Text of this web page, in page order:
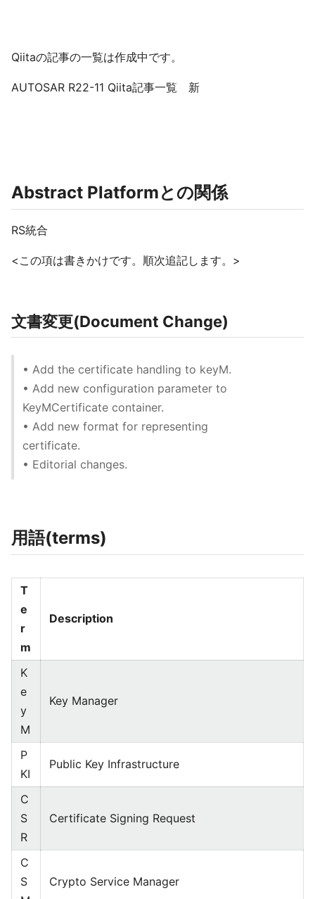
Qiitaの記事の一覧は作成中です。
AUTOSAR R22-11 Qiita記事一覧 新
Abstract Platformとの関係
RS統合
<この項は書きかけです。順次追記します。>
文書変更(Document Change)
• Add the certificate handling to keyM.
• Add new configuration parameter to
KeyMCertificate container.
• Add new format for representing
certificate.
• Editorial changes.
用語(terms)
T
e
r
m
Description
K
e
y
M
Key Manager
P
KI
Public Key Infrastructure
C
S
R
Certificate Signing Request
C
S
Crypto Service Manager